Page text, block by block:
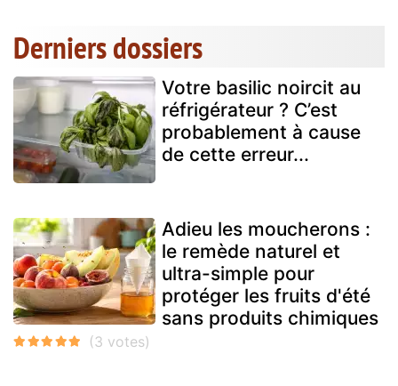
Derniers dossiers
Votre basilic noircit au
réfrigérateur ? C’est
probablement à cause
de cette erreur...
Adieu les moucherons :
le remède naturel et
ultra-simple pour
protéger les fruits d'été
sans produits chimiques